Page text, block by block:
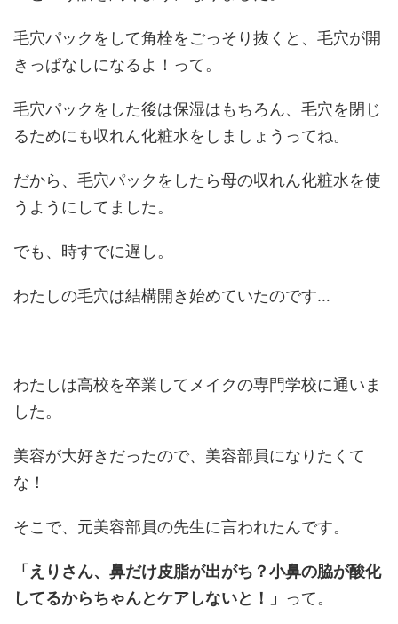
毛穴パックをして角栓をごっそり抜くと、毛穴が開
きっぱなしになるよ！って。
毛穴パックをした後は保湿はもちろん、毛穴を閉じ
るためにも収れん化粧水をしましょうってね。
だから、毛穴パックをしたら母の収れん化粧水を使
うようにしてました。
でも、時すでに遅し。
わたしの毛穴は結構開き始めていたのです…
わたしは高校を卒業してメイクの専門学校に通いま
した。
美容が大好きだったので、美容部員になりたくて
な！
そこで、元美容部員の先生に言われたんです。
「えりさん、鼻だけ皮脂が出がち？小鼻の脇が酸化
してるからちゃんとケアしないと！」 って。